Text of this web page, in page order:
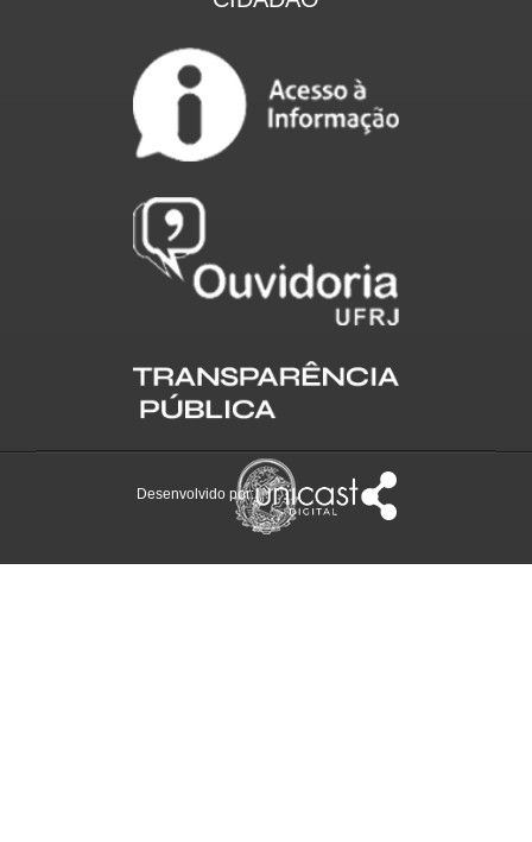
Desenvolvido por: